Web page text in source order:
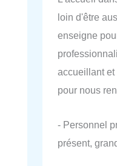
loin d'être
enseigne
accueillant et
pour nous
- Personnel
présent,